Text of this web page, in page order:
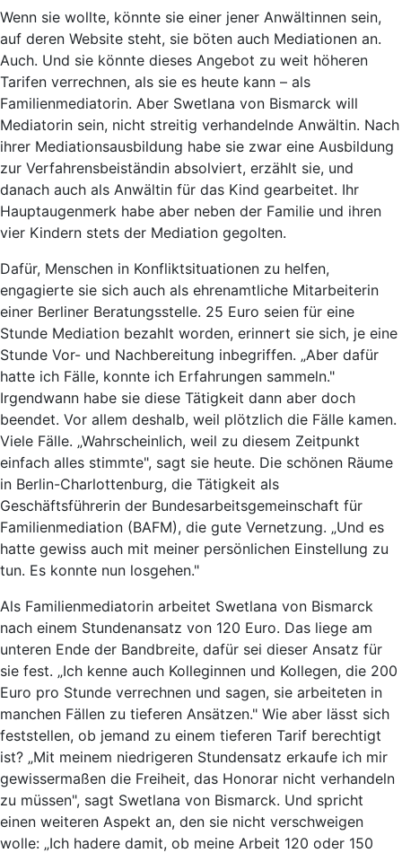
Wenn sie wollte, könnte sie einer jener Anwältinnen sein,
auf deren Website steht, sie böten auch Mediationen an.
Auch. Und sie könnte dieses Angebot zu weit höheren
Tarifen verrechnen, als sie es heute kann – als
Familienmediatorin. Aber Swetlana von Bismarck will
Mediatorin sein, nicht streitig verhandelnde Anwältin. Nach
ihrer Mediationsausbildung habe sie zwar eine Ausbildung
zur Verfahrensbeiständin absolviert, erzählt sie, und
danach auch als Anwältin für das Kind gearbeitet. Ihr
Hauptaugenmerk habe aber neben der Familie und ihren
vier Kindern stets der Mediation gegolten.
Dafür, Menschen in Konfliktsituationen zu helfen,
engagierte sie sich auch als ehrenamtliche Mitarbeiterin
einer Berliner Beratungsstelle. 25 Euro seien für eine
Stunde Mediation bezahlt worden, erinnert sie sich, je eine
Stunde Vor- und Nachbereitung inbegriffen. „Aber dafür
hatte ich Fälle, konnte ich Erfahrungen sammeln."
Irgendwann habe sie diese Tätigkeit dann aber doch
beendet. Vor allem deshalb, weil plötzlich die Fälle kamen.
Viele Fälle. „Wahrscheinlich, weil zu diesem Zeitpunkt
einfach alles stimmte", sagt sie heute. Die schönen Räume
in Berlin-Charlottenburg, die Tätigkeit als
Geschäftsführerin der Bundesarbeitsgemeinschaft für
Familienmediation (BAFM), die gute Vernetzung. „Und es
hatte gewiss auch mit meiner persönlichen Einstellung zu
tun. Es konnte nun losgehen."
Als Familienmediatorin arbeitet Swetlana von Bismarck
nach einem Stundenansatz von 120 Euro. Das liege am
unteren Ende der Bandbreite, dafür sei dieser Ansatz für
sie fest. „Ich kenne auch Kolleginnen und Kollegen, die 200
Euro pro Stunde verrechnen und sagen, sie arbeiteten in
manchen Fällen zu tieferen Ansätzen." Wie aber lässt sich
feststellen, ob jemand zu einem tieferen Tarif berechtigt
ist? „Mit meinem niedrigeren Stundensatz erkaufe ich mir
gewissermaßen die Freiheit, das Honorar nicht verhandeln
zu müssen", sagt Swetlana von Bismarck. Und spricht
einen weiteren Aspekt an, den sie nicht verschweigen
wolle: „Ich hadere damit, ob meine Arbeit 120 oder 150